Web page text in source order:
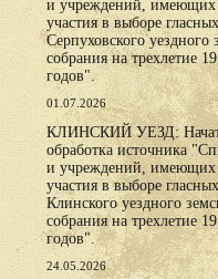
и учреждений, имеющих
участия в выборе гласных
Серпуховского уездного
собрания на трехлетие
годов".
01.07.2026
КЛИНСКИЙ УЕЗД:
обработка источника
и учреждений, имеющих
участия в выборе гласных
Клинского уездного
собрания на трехлетие
годов".
24.05.2026